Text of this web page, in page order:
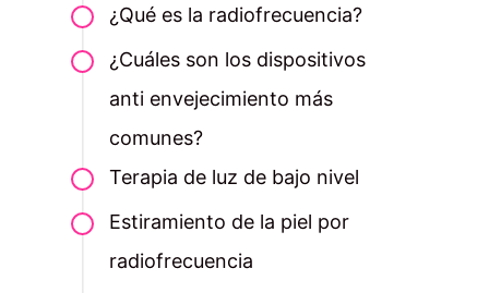
¿Qué es la radiofrecuencia?
¿Cuáles son los dispositivos
anti envejecimiento más
comunes?
Terapia de luz de bajo nivel
Estiramiento de la piel por
radiofrecuencia